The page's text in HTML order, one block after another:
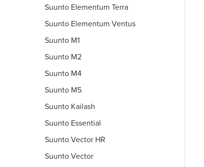
Suunto Elementum Terra
Suunto Elementum Ventus
Suunto M1
Suunto M2
Suunto M4
Suunto M5
Suunto Kailash
Suunto Essential
Suunto Vector HR
Suunto Vector